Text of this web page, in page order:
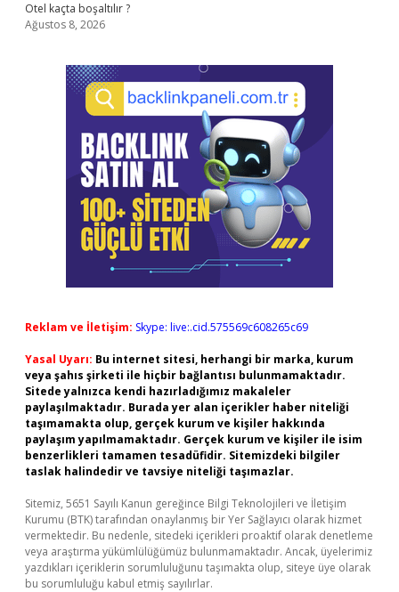
Otel kaçta boşaltılır ?
Ağustos 8, 2026
Reklam ve İletişim: Skype: live:.cid.575569c608265c69
Yasal Uyarı: Bu internet sitesi, herhangi bir marka, kurum
veya şahıs şirketi ile hiçbir bağlantısı bulunmamaktadır.
Sitede yalnızca kendi hazırladığımız makaleler
paylaşılmaktadır. Burada yer alan içerikler haber niteliği
taşımamakta olup, gerçek kurum ve kişiler hakkında
paylaşım yapılmamaktadır. Gerçek kurum ve kişiler ile isim
benzerlikleri tamamen tesadüfidir. Sitemizdeki bilgiler
taslak halindedir ve tavsiye niteliği taşımazlar.
Sitemiz, 5651 Sayılı Kanun gereğince Bilgi Teknolojileri ve İletişim
Kurumu (BTK) tarafından onaylanmış bir Yer Sağlayıcı olarak hizmet
vermektedir. Bu nedenle, sitedeki içerikleri proaktif olarak denetleme
veya araştırma yükümlülüğümüz bulunmamaktadır. Ancak, üyelerimiz
yazdıkları içeriklerin sorumluluğunu taşımakta olup, siteye üye olarak
bu sorumluluğu kabul etmiş sayılırlar.